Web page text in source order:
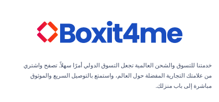
خدمتنا للتسوق والشحن العالمية تجعل التسوق الدولي أمرًا سهلاً. تصفح واشتري
من علامتك التجارية المفضلة حول العالم، واستمتع بالتوصيل السريع والموثوق
مباشرة إلى باب منزلك.